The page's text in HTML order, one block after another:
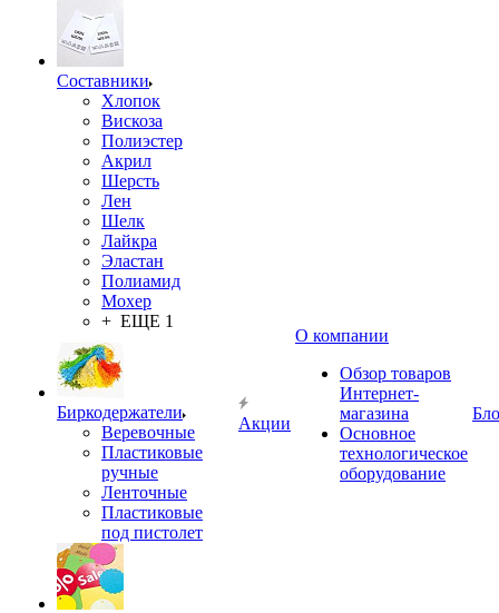
Составники
Хлопок
Вискоза
Полиэстер
Акрил
Шерсть
Лен
Шелк
Лайкра
Эластан
Полиамид
Мохер
+ ЕЩЕ 1
Биркодержатели
Веревочные
Пластиковые
ручные
Ленточные
Пластиковые
под пистолет
Акции
О компании
Обзор товаров
Интернет-
магазина
Основное
технологическое
оборудование